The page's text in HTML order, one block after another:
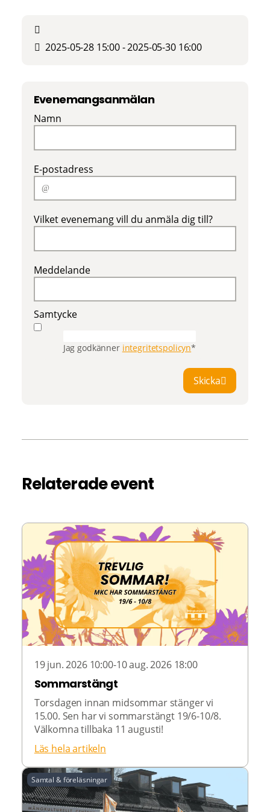
2025-05-28 15:00 - 2025-05-30 16:00
Evenemangsanmälan
Namn
E-postadress
Vilket evenemang vill du anmäla dig till?
Meddelande
Samtycke
Jag godkänner integritetspolicyn*
Skicka
Relaterade event
19 jun. 2026 10:00-10 aug. 2026 18:00
Sommarstängt
Torsdagen innan midsommar stänger vi
15.00. Sen har vi sommarstängt 19/6-10/8.
Välkomna tillbaka 11 augusti!
Läs hela artikeln
Samtal & föreläsningar